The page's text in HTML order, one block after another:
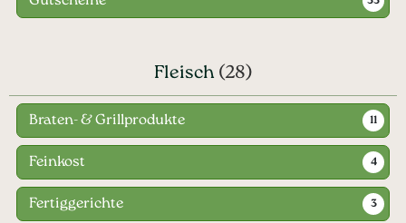
Fleisch (28)
Braten- & Grillprodukte 11
Feinkost 4
Fertiggerichte 3